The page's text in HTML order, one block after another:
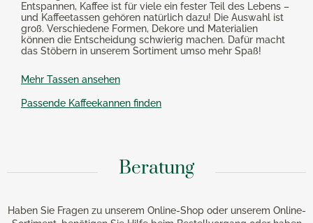
Entspannen, Kaffee ist für viele ein fester Teil des Lebens –
und Kaffeetassen gehören natürlich dazu! Die Auswahl ist
groß. Verschiedene Formen, Dekore und Materialien
können die Entscheidung schwierig machen. Dafür macht
das Stöbern in unserem Sortiment umso mehr Spaß!
Mehr Tassen ansehen
Passende Kaffeekannen finden
Beratung
Haben Sie Fragen zu unserem Online-Shop oder unserem Online-